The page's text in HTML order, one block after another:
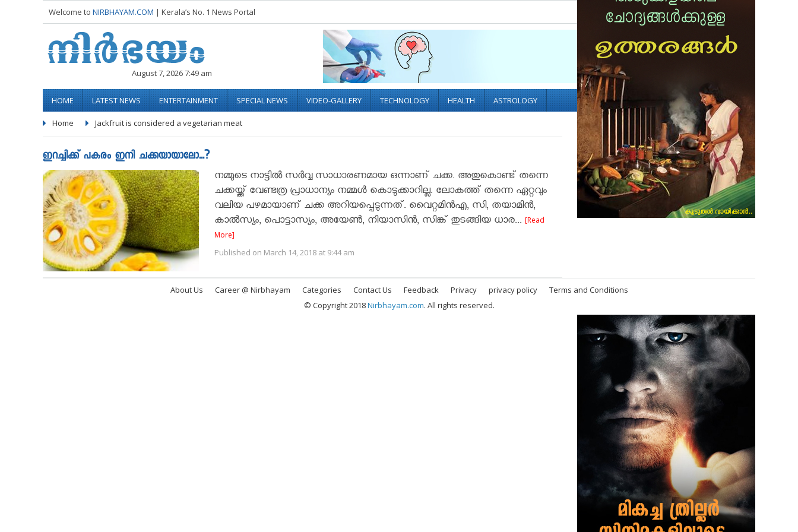
Welcome to NIRBHAYAM.COM | Kerala’s No. 1 News Portal Socialize with us
August 7, 2026 7:49 am
HOME LATEST NEWS ENTERTAINMENT SPECIAL NEWS VIDEO-GALLERY TECHNOLOGY HEALTH ASTROLOGY
Home Jackfruit is considered a vegetarian meat
ഇറച്ചിക്ക് പകരം ഇനി ചക്കയായാലോ...?
നമ്മുടെ നാട്ടിൽ സർവ്വ സാധാരണമായ ഒന്നാണ് ചക്ക. അതുകൊണ്ട് തന്നെ
ചക്കയ്ക്ക് വേണ്ടത്ര പ്രാധാന്യം നമ്മൾ കൊടുക്കാറില്ല. ലോകത്ത് തന്നെ ഏറ്റവും
വലിയ പഴമായാണ് ചക്ക അറിയപ്പെടുന്നത്. വൈറ്റമിൻഎ, സി, തയാമിൻ,
കാൽസ്യം, പൊട്ടാസ്യം, അയേൺ, നിയാസിൻ, സിങ്ക് തുടങ്ങിയ ധാര... [Read
More]
Published on March 14, 2018 at 9:44 am
About Us Career @ Nirbhayam Categories Contact Us Feedback Privacy privacy policy
Terms and Conditions
© Copyright 2018Nirbhayam.com. All rights reserved.